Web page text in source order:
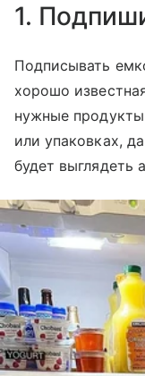
1.
Подписывать
хорошо
нужные продукты
или упаковках,
будет выглядеть